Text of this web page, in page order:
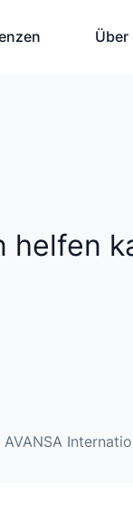
Über
helfen